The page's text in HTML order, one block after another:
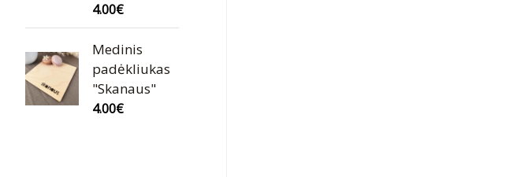
4.00€
Medinis
padėkliukas
"Skanaus"
4.00€